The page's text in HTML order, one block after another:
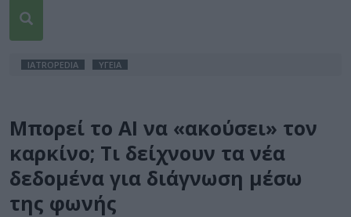
IATROPEDIA ΥΓΕΙΑ
Μπορεί το AI να «ακούσει» τον
καρκίνο; Τι δείχνουν τα νέα
δεδομένα για διάγνωση μέσω
της φωνής